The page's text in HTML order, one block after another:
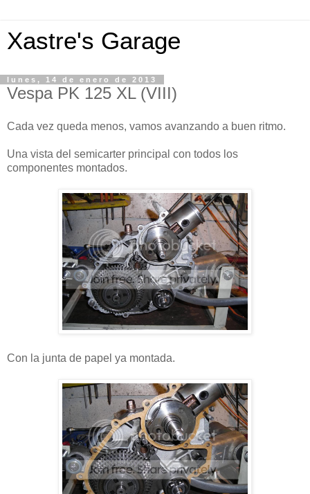
Xastre's Garage
lunes, 14 de enero de 2013
Vespa PK 125 XL (VIII)
Cada vez queda menos, vamos avanzando a buen ritmo.
Una vista del semicarter principal con todos los
componentes montados.
Con la junta de papel ya montada.